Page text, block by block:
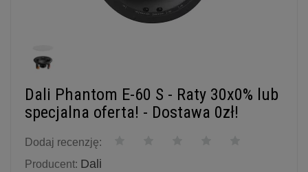
Dali Phantom E-60 S - Raty 30x0% lub
specjalna oferta! - Dostawa 0zł!
Dodaj recenzję:
Producent: Dali